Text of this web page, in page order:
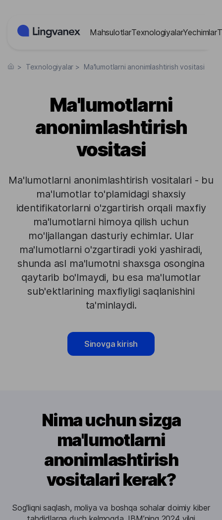
MahsulotlarTexnologiyalarYechimlar
> Texnologiyalar > Ma'lumotlarni anonimlashtirish vositasi
Ma'lumotlarni
anonimlashtirish
vositasi
Ma'lumotlarni anonimlashtirish vositalari - bu
ma'lumotlar to'plamidagi shaxsiy
identifikatorlarni o'zgartirish orqali maxfiy
ma'lumotlarni himoya qilish uchun
mo'ljallangan dasturiy echimlar. Ular
ma'lumotlarni o'zgartiradi yoki yashiradi,
shunda asl ma'lumotni shaxsga osongina
qaytarib bo'lmaydi, bu esa ma'lumotlar
sub'ektlarining maxfiyligi saqlanishini
ta'minlaydi.
Sinovga kirish
Nima uchun sizga
ma'lumotlarni
anonimlashtirish
vositalari kerak?
Sog'liqni saqlash, moliya va boshqa sohalar doimiy kiber